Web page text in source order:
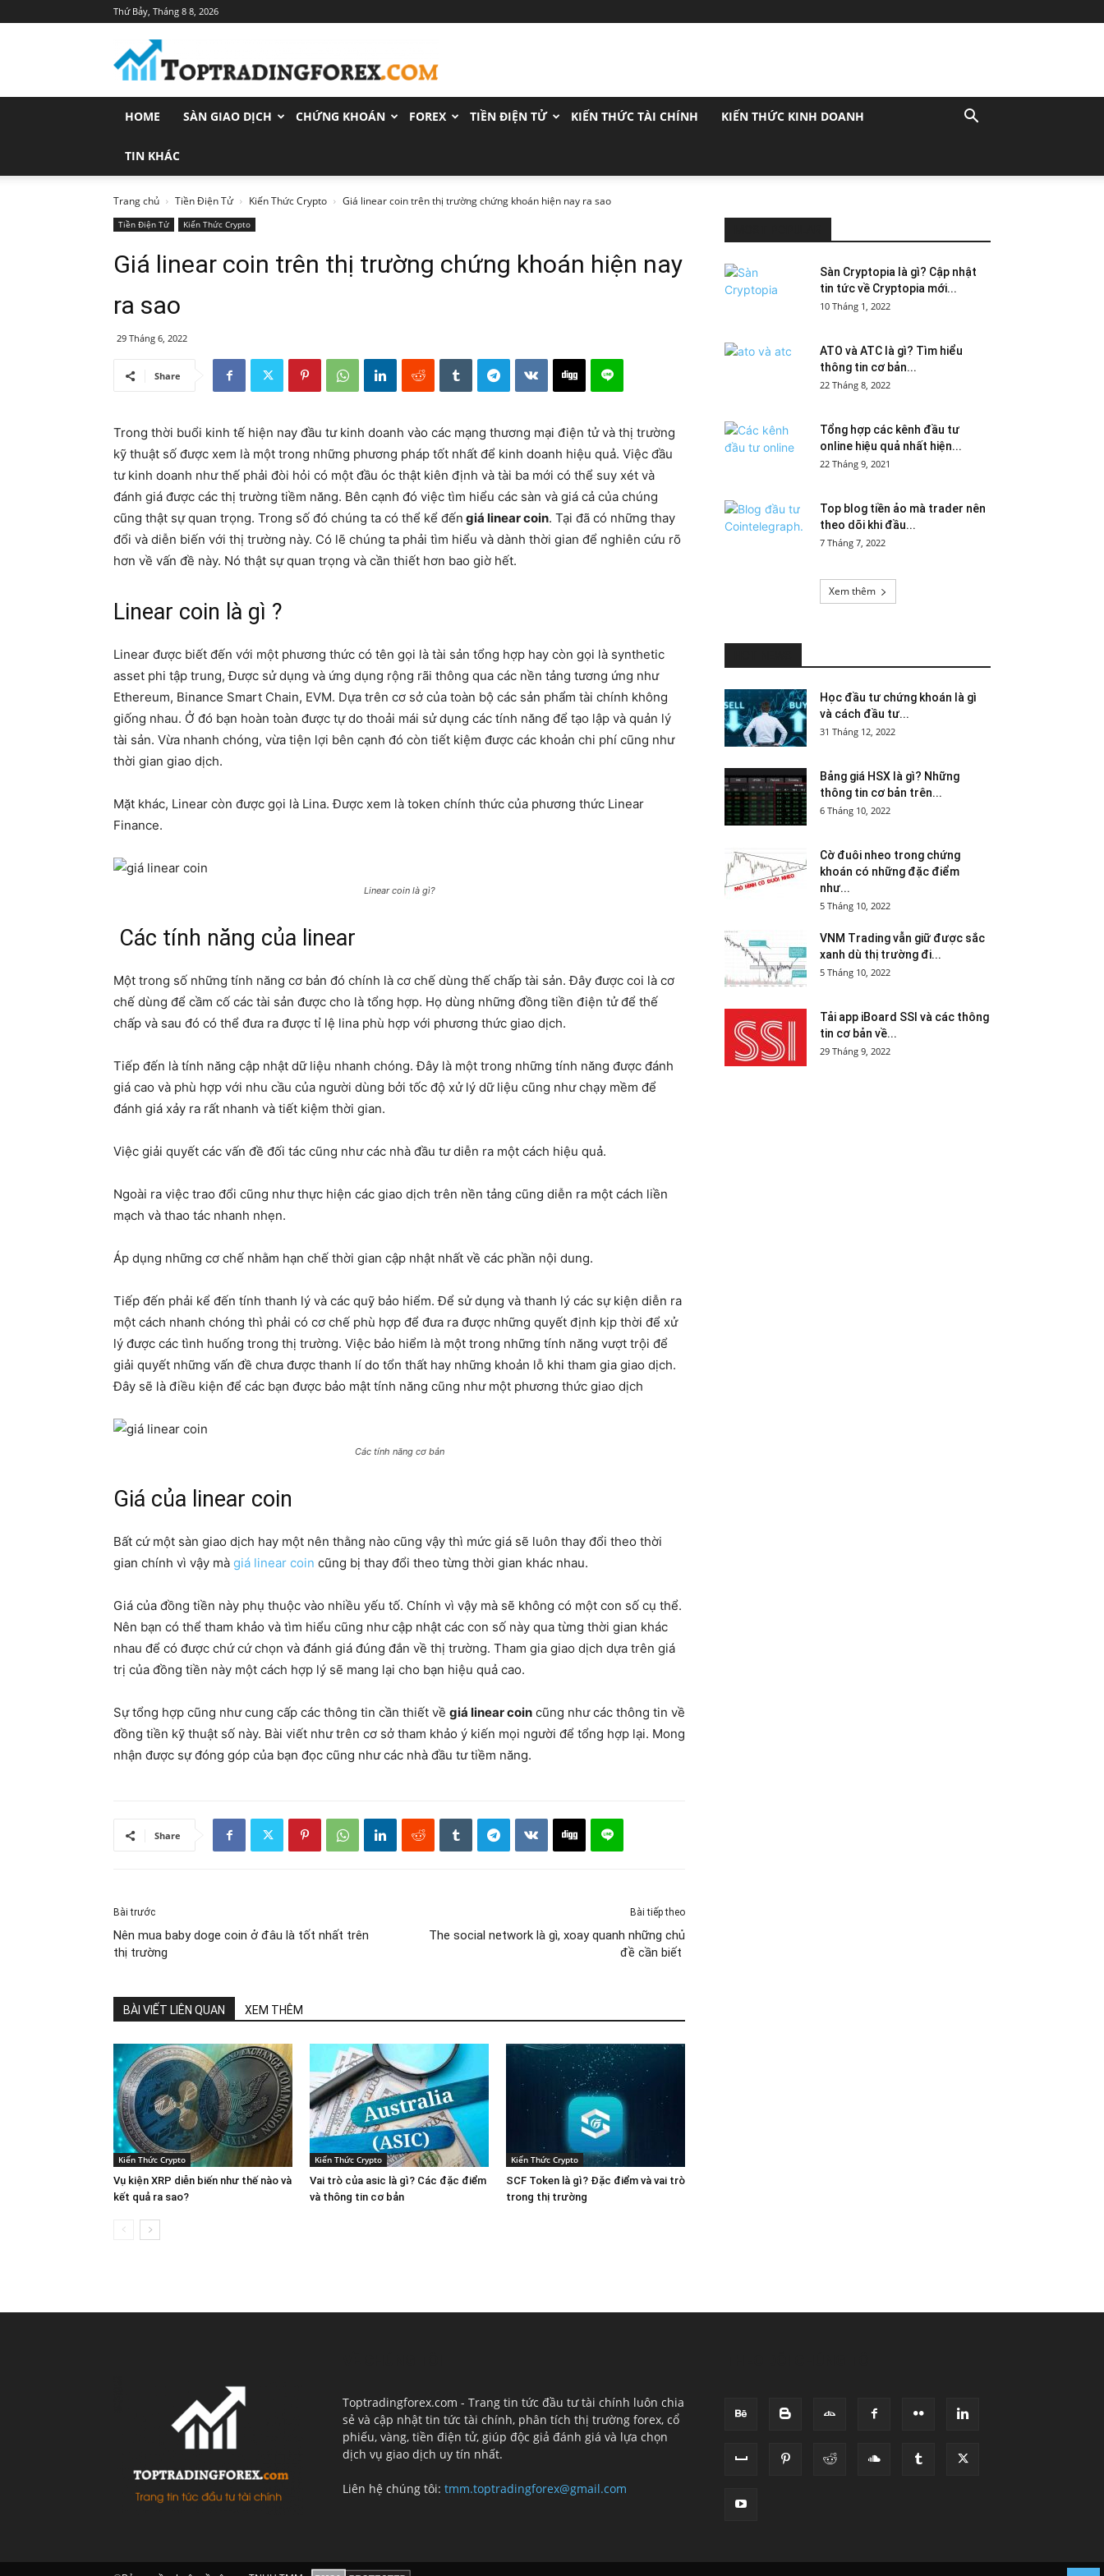
Thứ Bảy, Tháng 8 8, 2026
Trang
Tin
Tức
Đầu
HOME SÀN GIAO DỊCH CHỨNG KHOÁN FOREX TIỀN ĐIỆN TỬ KIẾN THỨC TÀI CHÍNH KIẾN THỨC KINH DOANH
TIN KHÁC
Trang chủ Tiền Điện Tử Kiến Thức Crypto Giá linear coin trên thị trường chứng khoán hiện nay ra sao
Tiền Điện Tử Kiến Thức Crypto
Giá linear coin trên thị trường chứng khoán hiện nay
ra sao
29 Tháng 6, 2022
Share
Trong thời buổi kinh tế hiện nay đầu tư kinh doanh vào các mạng thương mại điện tử và thị trường
kỹ thuật số được xem là một trong những phương pháp tốt nhất để kinh doanh hiệu quả. Việc đầu
tư kinh doanh như thế phải đòi hỏi có một đầu óc thật kiên định và tài ba mới có thể suy xét và
đánh giá được các thị trường tiềm năng. Bên cạnh đó việc tìm hiểu các sàn và giá cả của chúng
cũng thật sự quan trọng. Trong số đó chúng ta có thể kể đến giá linear coin. Tại đã có những thay
đổi và diễn biến với thị trường này. Có lẽ chúng ta phải tìm hiểu và dành thời gian để nghiên cứu rõ
hơn về vấn đề này. Nó thật sự quan trọng và cần thiết hơn bao giờ hết.
Linear coin là gì ?
Linear được biết đến với một phương thức có tên gọi là tài sản tổng hợp hay còn gọi là synthetic
asset phi tập trung, Được sử dụng và ứng dụng rộng rãi thông qua các nền tảng tương ứng như
Ethereum, Binance Smart Chain, EVM. Dựa trên cơ sở của toàn bộ các sản phẩm tài chính không
giống nhau. Ở đó bạn hoàn toàn được tự do thoải mái sử dụng các tính năng để tạo lập và quản lý
tài sản. Vừa nhanh chóng, vừa tiện lợi bên cạnh đó còn tiết kiệm được các khoản chi phí cũng như
thời gian giao dịch.
Mặt khác, Linear còn được gọi là Lina. Được xem là token chính thức của phương thức Linear
Finance.
Linear coin là gì?
Các tính năng của linear
Một trong số những tính năng cơ bản đó chính là cơ chế dùng thế chấp tài sản. Đây được coi là cơ
chế dùng để cầm cố các tài sản được cho là tổng hợp. Họ dùng những đồng tiền điện tử để thế
chấp và sau đó có thể đưa ra được tỉ lệ lina phù hợp với phương thức giao dịch.
Tiếp đến là tính năng cập nhật dữ liệu nhanh chóng. Đây là một trong những tính năng được đánh
giá cao và phù hợp với nhu cầu của người dùng bởi tốc độ xử lý dữ liệu cũng như chạy mềm để
đánh giá xảy ra rất nhanh và tiết kiệm thời gian.
Việc giải quyết các vấn đề đối tác cũng như các nhà đầu tư diễn ra một cách hiệu quả.
Ngoài ra việc trao đổi cũng như thực hiện các giao dịch trên nền tảng cũng diễn ra một cách liền
mạch và thao tác nhanh nhẹn.
Áp dụng những cơ chế nhằm hạn chế thời gian cập nhật nhất về các phần nội dung.
Tiếp đến phải kể đến tính thanh lý và các quỹ bảo hiểm. Để sử dụng và thanh lý các sự kiện diễn ra
một cách nhanh chóng thì phải có cơ chế phù hợp để đưa ra được những quyết định kịp thời để xử
lý được các tình huống trong thị trường. Việc bảo hiểm là một trong những tính năng vượt trội để
giải quyết những vấn đề chưa được thanh lí do tổn thất hay những khoản lỗ khi tham gia giao dịch.
Đây sẽ là điều kiện để các bạn được bảo mật tính năng cũng như một phương thức giao dịch
Các tính năng cơ bản
Giá của linear coin
Bất cứ một sàn giao dịch hay một nên thằng nào cũng vậy thì mức giá sẽ luôn thay đổi theo thời
gian chính vì vậy mà giá linear coin cũng bị thay đổi theo từng thời gian khác nhau.
Giá của đồng tiền này phụ thuộc vào nhiều yếu tố. Chính vì vậy mà sẽ không có một con số cụ thể.
Nên bạn có thể tham khảo và tìm hiểu cũng như cập nhật các con số này qua từng thời gian khác
nhau để có được chứ cứ chọn và đánh giá đúng đắn về thị trường. Tham gia giao dịch dựa trên giá
trị của đồng tiền này một cách hợp lý sẽ mang lại cho bạn hiệu quả cao.
Sự tổng hợp cũng như cung cấp các thông tin cần thiết về giá linear coin cũng như các thông tin về
đồng tiền kỹ thuật số này. Bài viết như trên cơ sở tham khảo ý kiến mọi người để tổng hợp lại. Mong
nhận được sự đóng góp của bạn đọc cũng như các nhà đầu tư tiềm năng.
Share
Bài trước
Nên mua baby doge coin ở đâu là tốt nhất trên
thị trường
Bài tiếp theo
The social network là gì, xoay quanh những chủ
đề cần biết
BÀI VIẾT LIÊN QUAN XEM THÊM
Kiến Thức Crypto
Vụ kiện XRP diễn biến như thế nào và
kết quả ra sao?
Kiến Thức Crypto
Vai trò của asic là gì? Các đặc điểm
và thông tin cơ bản
Kiến Thức Crypto
SCF Token là gì? Đặc điểm và vai trò
trong thị trường
Sàn Cryptopia là gì? Cập nhật
tin tức về Cryptopia mới...
10 Tháng 1, 2022
ATO và ATC là gì? Tìm hiểu
thông tin cơ bản...
22 Tháng 8, 2022
Tổng hợp các kênh đầu tư
online hiệu quả nhất hiện...
22 Tháng 9, 2021
Top blog tiền ảo mà trader nên
theo dõi khi đầu...
7 Tháng 7, 2022
Xem thêm
Học đầu tư chứng khoán là gì
và cách đầu tư...
31 Tháng 12, 2022
Bảng giá HSX là gì? Những
thông tin cơ bản trên...
6 Tháng 10, 2022
Cờ đuôi nheo trong chứng
khoán có những đặc điểm
như...
5 Tháng 10, 2022
VNM Trading vẫn giữ được sắc
xanh dù thị trường đi...
5 Tháng 10, 2022
Tải app iBoard SSI và các thông
tin cơ bản về...
29 Tháng 9, 2022
Toptradingforex.com - Trang tin tức đầu tư tài chính luôn chia
sẻ và cập nhật tin tức tài chính, phân tích thị trường forex, cổ
phiếu, vàng, tiền điện tử, giúp độc giả đánh giá và lựa chọn
dịch vụ giao dịch uy tín nhất.
Liên hệ chúng tôi: tmm.toptradingforex@gmail.com